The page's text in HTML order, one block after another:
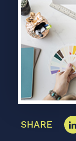
SHARE